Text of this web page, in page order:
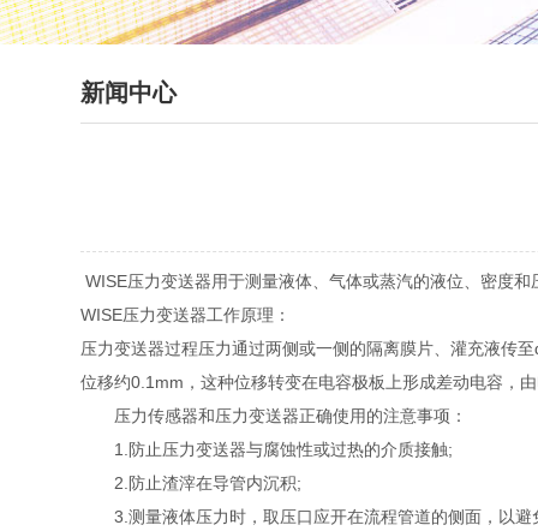
新闻中心
WISE压力变送器用于测量液体、气体或蒸汽的液位、密度
WISE压力变送器工作原理：
压力变送器过程压力通过两侧或一侧的隔离膜片、灌充液传
位移约0.1mm，这种位移转变在电容极板上形成差动电容，
压力传感器和压力变送器正确使用的注意事项：
1.防止压力变送器与腐蚀性或过热的介质接触;
2.防止渣滓在导管内沉积;
3.测量液体压力时，取压口应开在流程管道的侧面，以避